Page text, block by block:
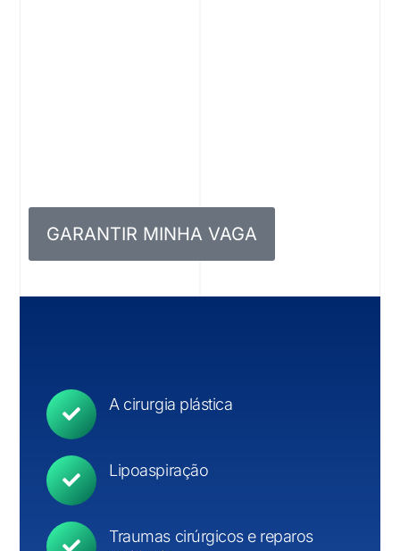
GARANTIR MINHA VAGA
A cirurgia plástica
Lipoaspiração
Traumas cirúrgicos e reparos